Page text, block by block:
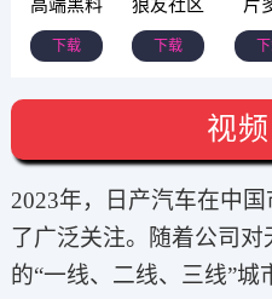
高端黑料
下载
狼友社区
下载
片
视
2023年，日产汽车在中
了广泛关注。随着公司
的“一线、二线、三线”